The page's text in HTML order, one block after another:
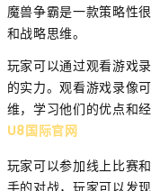
魔兽争霸是一款策略性
和战略思维。
玩家可以通过观看游戏
的实力。观看游戏录像
维，学习他们的优点和经
U8国际官网
玩家可以参加线上比赛
手的对战，玩家可以发